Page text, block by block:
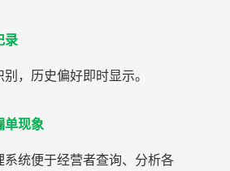
录
，历史偏好即时显示。
单现象
系统便于经营者查询、分析各